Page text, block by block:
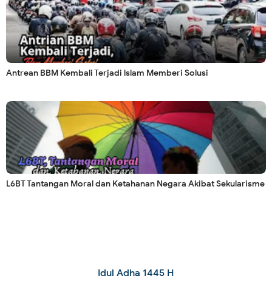
Antrean BBM Kembali Terjadi lslam Memberi Solusi
L6BT Tantangan Moral dan Ketahanan Negara Akibat Sekularisme
Idul Adha 1445 H